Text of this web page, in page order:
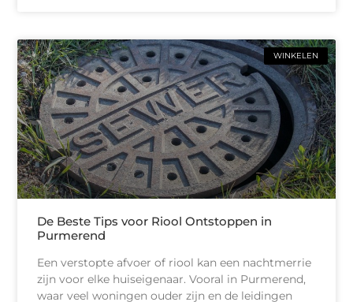
WINKELEN
De Beste Tips voor Riool Ontstoppen in
Purmerend
Een verstopte afvoer of riool kan een nachtmerrie
zijn voor elke huiseigenaar. Vooral in Purmerend,
waar veel woningen ouder zijn en de leidingen